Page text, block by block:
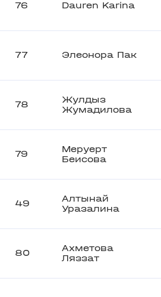
76 Dauren Karina
77 Элеонора Пак
78
Жулдыз
Жумадилова
79
Меруерт
Беисова
49
Алтынай
Уразалина
80
Ахметова
Ляззат